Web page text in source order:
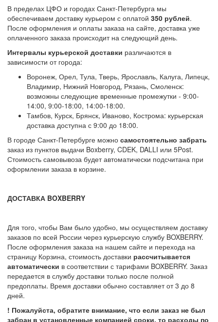
В пределах ЦФО и городах Санкт-Петербурга мы
обеспечиваем доставку курьером с оплатой 350 рублей.
После оформления и оплаты заказа на сайте, доставка уже
оплаченного заказа происходит на следующий день.
Интервалы курьерской доставки различаются в
зависимости от города:
Воронеж, Орел, Тула, Тверь, Ярославль, Калуга, Липецк,
Владимир, Нижний Новгород, Рязань, Смоленск:
возможны следующие временные промежутки - 9:00-
14:00, 9:00-18:00, 14:00-18:00.
Тамбов, Курск, Брянск, Иваново, Кострома: курьерская
доставка доступна с 9:00 до 18:00.
В городе Санкт-Петербурге можно самостоятельно забрать
заказ из пунктов выдачи Boxberry, CDEK, DALLI или 5Post.
Стоимость самовывоза будет автоматически подсчитана при
оформлении заказа в корзине.
ДОСТАВКА BOXBERRY
Для того, чтобы Вам было удобно, мы осуществляем доставку
заказов по всей России через курьерскую службу BOXBERRY.
После оформления заказа на нашем сайте и перехода на
страницу Корзина, стоимость доставки рассчитывается
автоматически в соответствии с тарифами BOXBERRY. Заказ
передается в службу доставки только после полной
предоплаты. Время доставки обычно составляет от 3 до 8
дней.
! Пожалуйста, обратите внимание, что если заказ не был
забран в установленные компанией сроки, то расходы по